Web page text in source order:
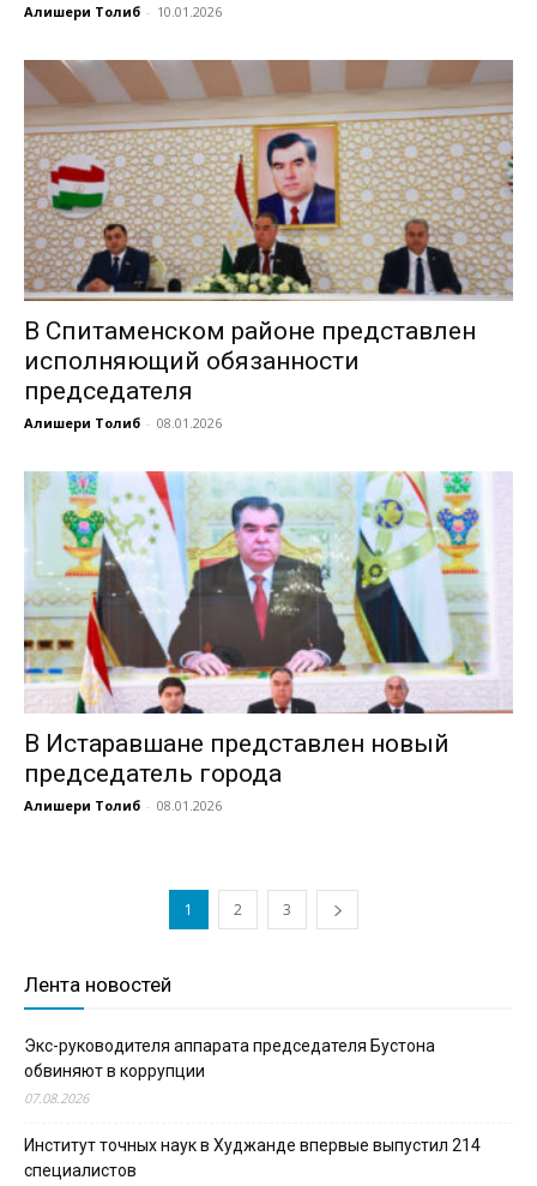
Алишери Толиб - 10.01.2026
В Спитаменском районе представлен
исполняющий обязанности
председателя
Алишери Толиб - 08.01.2026
В Истаравшане представлен новый
председатель города
Алишери Толиб - 08.01.2026
1 2 3
Лента новостей
Экс-руководителя аппарата председателя Бустона
обвиняют в коррупции
07.08.2026
Институт точных наук в Худжанде впервые выпустил 214
специалистов